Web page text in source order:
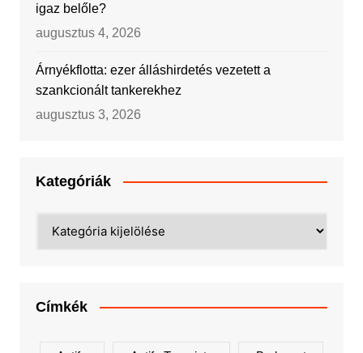
igaz belőle?
augusztus 4, 2026
Árnyékflotta: ezer álláshirdetés vezetett a
szankcionált tankerekhez
augusztus 3, 2026
Kategóriák
Címkék